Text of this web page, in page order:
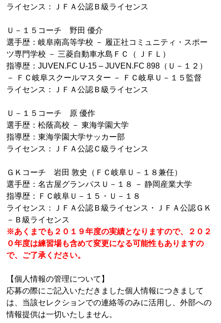
ライセンス：ＪＦＡ公認Ｂ級ライセンス
Ｕ－１５コーチ 野田 優介
選手歴：岐阜南高等学校 － 履正社コミュニティ・スポー
ツ専門学校 － 三菱自動車水島ＦＣ（ ＪＦＬ）
指導歴：JUVEN.FC U-15 – JUVEN.FC 898（Ｕ－１２）
－ ＦＣ岐阜スクールマスター － ＦＣ岐阜Ｕ－１５監督
ライセンス：ＪＦＡ公認Ｂ級ライセンス
Ｕ－１５コーチ 原 優作
選手歴：松蔭高校 － 東海学園大学
指導歴：東海学園大学サッカー部
ライセンス：ＪＦＡ公認Ｃ級ライセンス
ＧＫコーチ 岩田 敦史（ＦＣ岐阜Ｕ－１８兼任）
選手歴：名古屋グランパスＵ－１８ － 静岡産業大学
指導歴：ＦＣ岐阜Ｕ－１５・Ｕ－１８
ライセンス：ＪＦＡ公認Ｂ級ライセンス・ＪＦＡ公認ＧＫ
－Ｂ級ライセンス
※あくまでも２０１９年度の実績となりますので、２０２
０年度は練習場も含めて変更になる可能性もありますの
で、ご了承ください。
【個人情報の管理について】
応募の際にご記入いただきました個人情報につきまして
は、当該セレクションでの連絡等のみに活用し、外部への
情報提供は一切いたしません。